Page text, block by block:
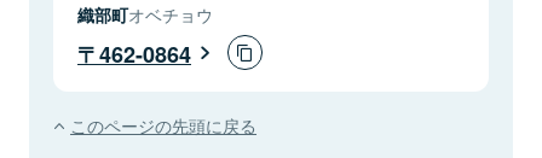
織部町オベチョウ
462-0864
このページの先頭に戻る